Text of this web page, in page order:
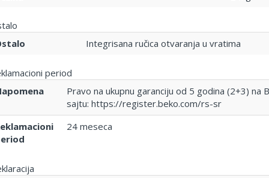
Integrisana ručica otvaranja u vratima
period
Pravo na ukupnu garanciju od 5 godina (2+3)
sajtu: https://register.beko.com/rs-sr
24 meseca